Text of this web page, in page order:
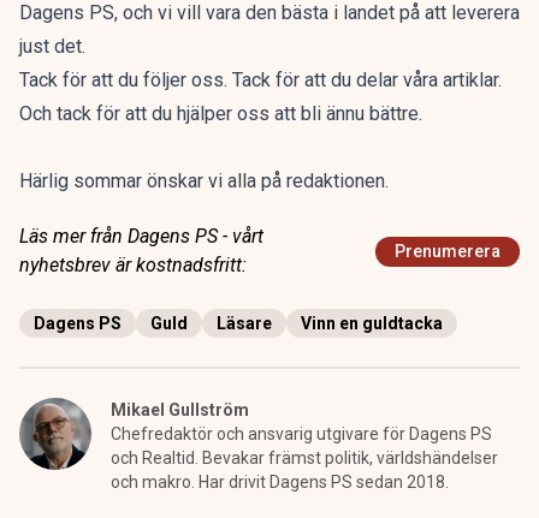
Dagens PS, och vi vill vara den bästa i landet på att leverera
just det.
Tack för att du följer oss. Tack för att du delar våra artiklar.
Och tack för att du hjälper oss att bli ännu bättre.
Härlig sommar önskar vi alla på redaktionen.
Läs mer från Dagens PS - vårt
nyhetsbrev är kostnadsfritt:
Prenumerera
Dagens PS Guld Läsare Vinn en guldtacka
Mikael Gullström
Chefredaktör och ansvarig utgivare för Dagens PS
och Realtid. Bevakar främst politik, världshändelser
och makro. Har drivit Dagens PS sedan 2018.